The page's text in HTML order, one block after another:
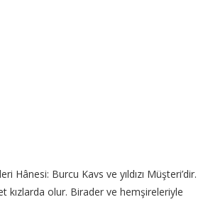
Hânesi: Burcu Kavs ve yıldızı Müşteri’dir.
kızlarda olur. Birader ve hemşireleriyle